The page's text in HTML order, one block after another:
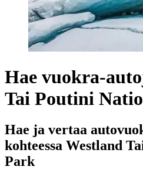
Hae vuokra-
Tai Poutini
Hae ja vertaa
kohteessa Westland
Park